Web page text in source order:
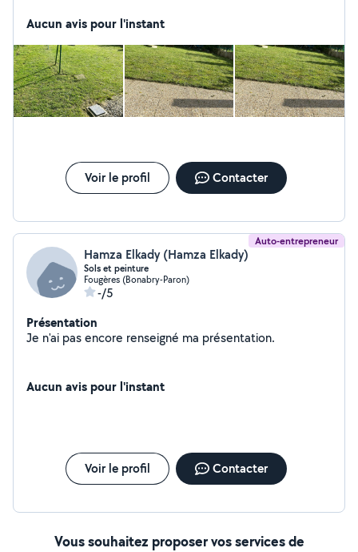
Aucun avis pour l'instant
Voir le profil Contacter
Auto-entrepreneur
Hamza Elkady (Hamza Elkady)
Sols et peinture
Fougères (Bonabry-Paron)
-/5
Présentation
Je n'ai pas encore renseigné ma présentation.
Aucun avis pour l'instant
Voir le profil Contacter
Vous souhaitez proposer vos services de